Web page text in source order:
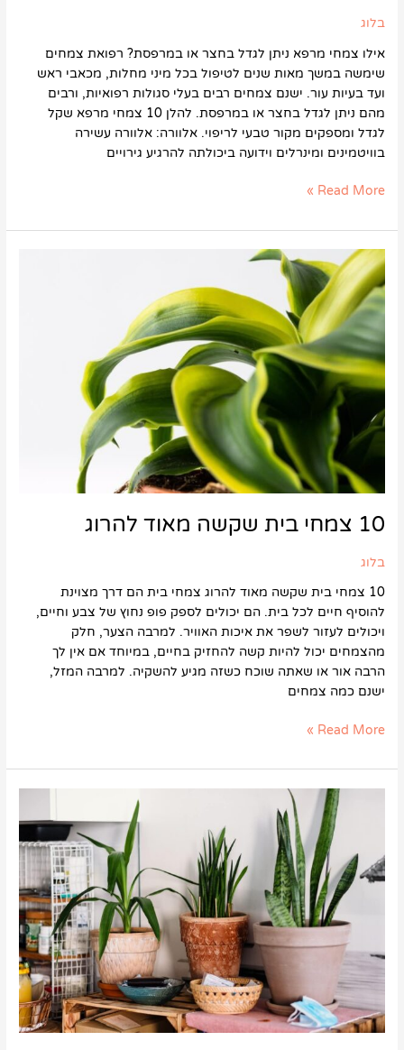
בלוג
אילו צמחי מרפא ניתן לגדל בחצר או במרפסת? רפואת צמחים
שימשה במשך מאות שנים לטיפול בכל מיני מחלות, מכאבי ראש
ועד בעיות עור. ישנם צמחים רבים בעלי סגולות רפואיות, ורבים
מהם ניתן לגדל בחצר או במרפסת. להלן 10 צמחי מרפא שקל
לגדל ומספקים מקור טבעי לריפוי. אלוורה: אלוורה עשירה
בוויטמינים ומינרלים וידועה ביכולתה להרגיע גירויים
Read More »
10 צמחי בית שקשה מאוד להרוג
בלוג
10 צמחי בית שקשה מאוד להרוג צמחי בית הם דרך מצוינת
להוסיף חיים לכל בית. הם יכולים לספק פופ נחוץ של צבע וחיים,
ויכולים לעזור לשפר את איכות האוויר. למרבה הצער, חלק
מהצמחים יכול להיות קשה להחזיק בחיים, במיוחד אם אין לך
הרבה אור או שאתה שוכח כשזה מגיע להשקיה. למרבה המזל,
ישנם כמה צמחים
10
צמחי
בית
שקשה
מאוד
להרוג
Read More »
מתאימים
לגידול